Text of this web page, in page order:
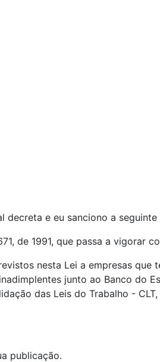
decreta e eu sanciono a seguinte
de 1991, que passa a vigorar
nesta Lei a empresas
junto ao Banco do
das Leis do Trabalho -
publicação.